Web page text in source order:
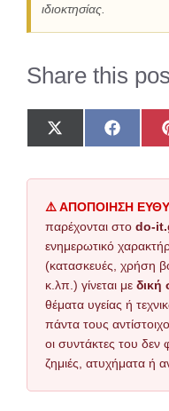
ιδιοκτησίας.
Share this
Share
on
(Twitter)
Share
on
⚠️ ΑΠΟΠΟΙΗΣΗ
παρέχονται στο do-
ενημερωτικό
(κατασκευές, χρήση
κ.λπ.) γίνεται με δική
θέματα υγείας ή
πάντα τους
οι συντάκτες του δεν
ζημιές, ατυχήματα ή